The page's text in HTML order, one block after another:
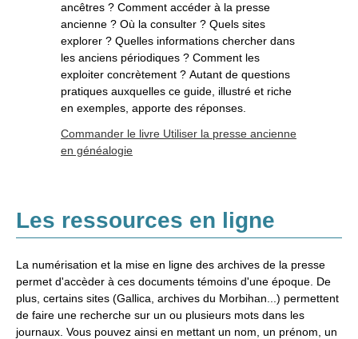
ancêtres ? Comment accéder à la presse
ancienne ? Où la consulter ? Quels sites
explorer ? Quelles informations chercher dans
les anciens périodiques ? Comment les
exploiter concrètement ? Autant de questions
pratiques auxquelles ce guide, illustré et riche
en exemples, apporte des réponses.
Commander le livre Utiliser la presse ancienne
en généalogie
Les ressources en ligne
La numérisation et la mise en ligne des archives de la presse
permet d'accèder à ces documents témoins d'une époque. De
plus, certains sites (Gallica, archives du Morbihan...) permettent
de faire une recherche sur un ou plusieurs mots dans les
journaux. Vous pouvez ainsi en mettant un nom, un prénom, un